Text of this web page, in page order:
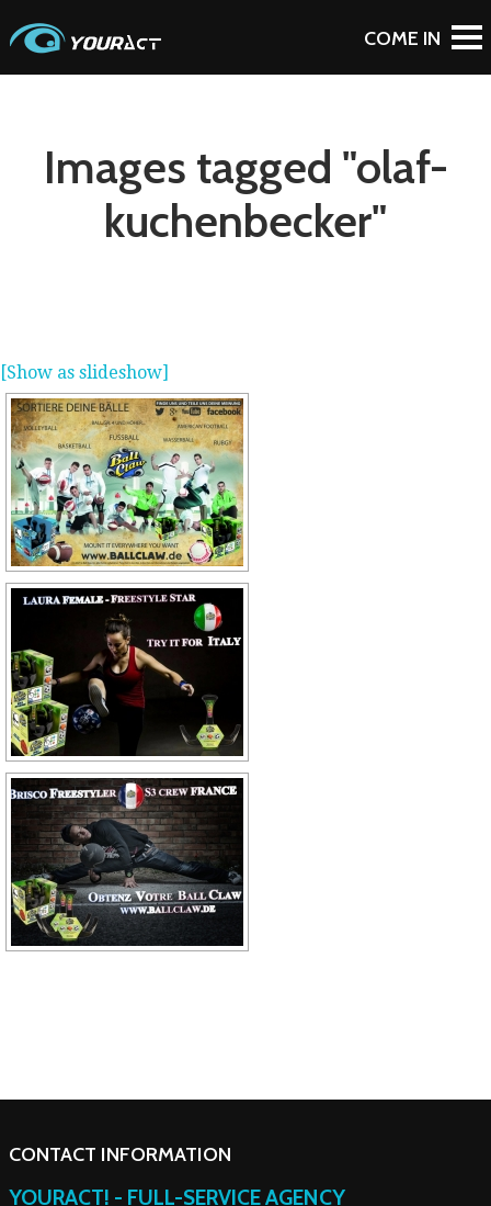
Images tagged "olaf-
kuchenbecker"
[Show as slideshow]
CONTACT INFORMATION
YOURACT! - FULL-SERVICE AGENCY